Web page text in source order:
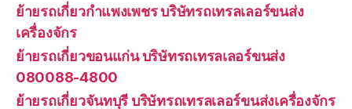
ย้ายรถเกี่ยวกำแพงเพชร บริษัทรถเทรลเลอร์ขนส่ง
เครื่องจักร
ย้ายรถเกี่ยวขอนแก่น บริษัทรถเทรลเลอร์ขนส่ง
080088-4800
ย้ายรถเกี่ยวจันทบุรี บริษัทรถเทรลเลอร์ขนส่งเครื่องจักร